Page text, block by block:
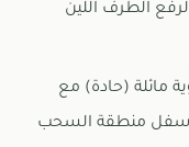
الطرف اللين
مائلة (حادة) مع
أسفل منطقة السحب